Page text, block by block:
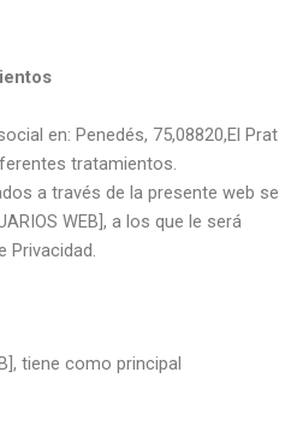
en: Penedés, 75,08820,El Prat
tratamientos.
a través de la presente web se
WEB], a los que le será
Privacidad.
tiene como principal